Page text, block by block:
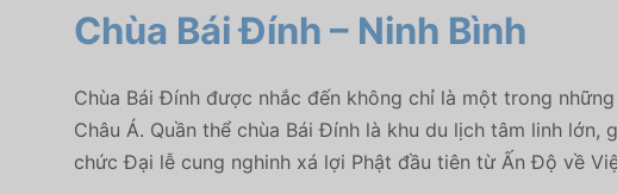
Chùa Bái Đính – Ninh Bình
Chùa Bái Đính được nhắc đến không chỉ là một trong
Châu Á. Quần thể chùa Bái Đính là khu du lịch tâm linh lớn,
chứcĐại lễ cung nghinh xá lợi Phật đầu tiên từ Ấn Độ về